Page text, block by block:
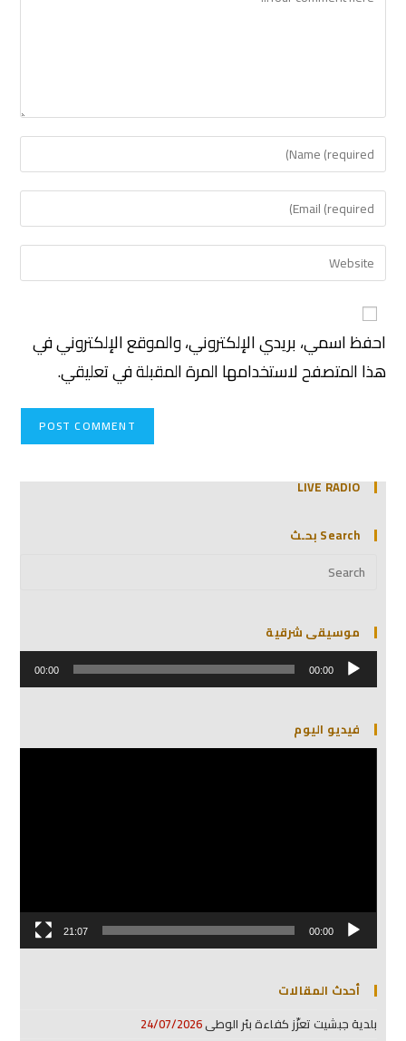
احفظ اسمي، بريدي الإلكتروني، والموقع الإلكتروني في
هذا المتصفح لاستخدامها المرة المقبلة في تعليقي.
LIVE RADIO
Search بحـث
موسيقى شرقية
مشغل
الصوت 00:00
00:00
فيديو اليوم
مشغل
00:00
21:07
أحدث المقالات
بلدية جبشيت تعزّز كفاءة بئر الوطى24/07/2026